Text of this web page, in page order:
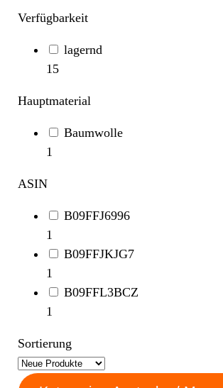
Verfügbarkeit
lagernd
15
Hauptmaterial
Baumwolle
1
ASIN
B09FFJ6996
1
B09FFJKJG7
1
B09FFL3BCZ
1
Sortierung